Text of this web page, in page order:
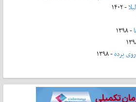
- ۱۴۰۲
- ۱۳۹۸
پرده- ۱۳۹۸